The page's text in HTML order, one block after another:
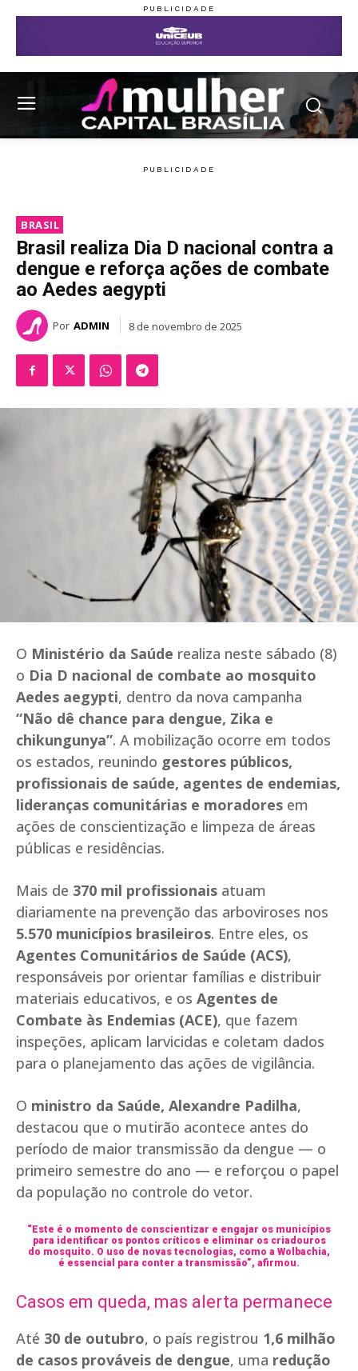
BRASIL
Brasil realiza Dia D nacional contra a
dengue e reforça ações de combate
ao Aedes aegypti
Por ADMIN 8 de novembro de 2025
O Ministério da Saúde realiza neste sábado (8)
o Dia D nacional de combate ao mosquito
Aedes aegypti, dentro da nova campanha
“Não dê chance para dengue, Zika e
chikungunya”. A mobilização ocorre em todos
os estados, reunindo gestores públicos,
profissionais de saúde, agentes de endemias,
lideranças comunitárias e moradores em
ações de conscientização e limpeza de áreas
públicas e residências.
Mais de 370 mil profissionais atuam
diariamente na prevenção das arboviroses nos
5.570 municípios brasileiros. Entre eles, os
Agentes Comunitários de Saúde (ACS),
responsáveis por orientar famílias e distribuir
materiais educativos, e os Agentes de
Combate às Endemias (ACE), que fazem
inspeções, aplicam larvicidas e coletam dados
para o planejamento das ações de vigilância.
O ministro da Saúde, Alexandre Padilha,
destacou que o mutirão acontece antes do
período de maior transmissão da dengue — o
primeiro semestre do ano — e reforçou o papel
da população no controle do vetor.
“Este é o momento de conscientizar e engajar os municípios
para identificar os pontos críticos e eliminar os criadouros
do mosquito. O uso de novas tecnologias, como a Wolbachia,
é essencial para conter a transmissão”, afirmou.
Casos em queda, mas alerta permanece
Até 30 de outubro, o país registrou 1,6 milhão
de casos prováveis de dengue, uma redução